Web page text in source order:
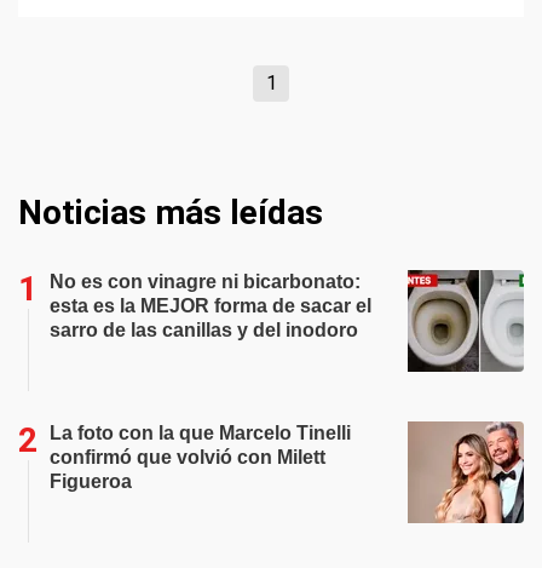
1
Noticias más leídas
No es con vinagre ni bicarbonato:
esta es la MEJOR forma de sacar el
sarro de las canillas y del inodoro
La foto con la que Marcelo Tinelli
confirmó que volvió con Milett
Figueroa